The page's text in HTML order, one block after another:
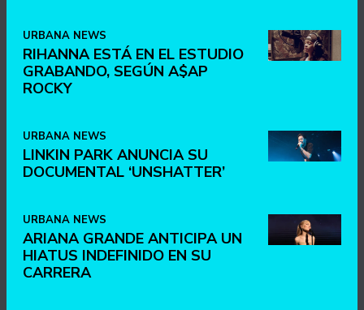
URBANA NEWS
RIHANNA ESTÁ EN EL ESTUDIO
GRABANDO, SEGÚN A$AP
ROCKY
URBANA NEWS
LINKIN PARK ANUNCIA SU
DOCUMENTAL ‘UNSHATTER’
URBANA NEWS
ARIANA GRANDE ANTICIPA UN
HIATUS INDEFINIDO EN SU
CARRERA